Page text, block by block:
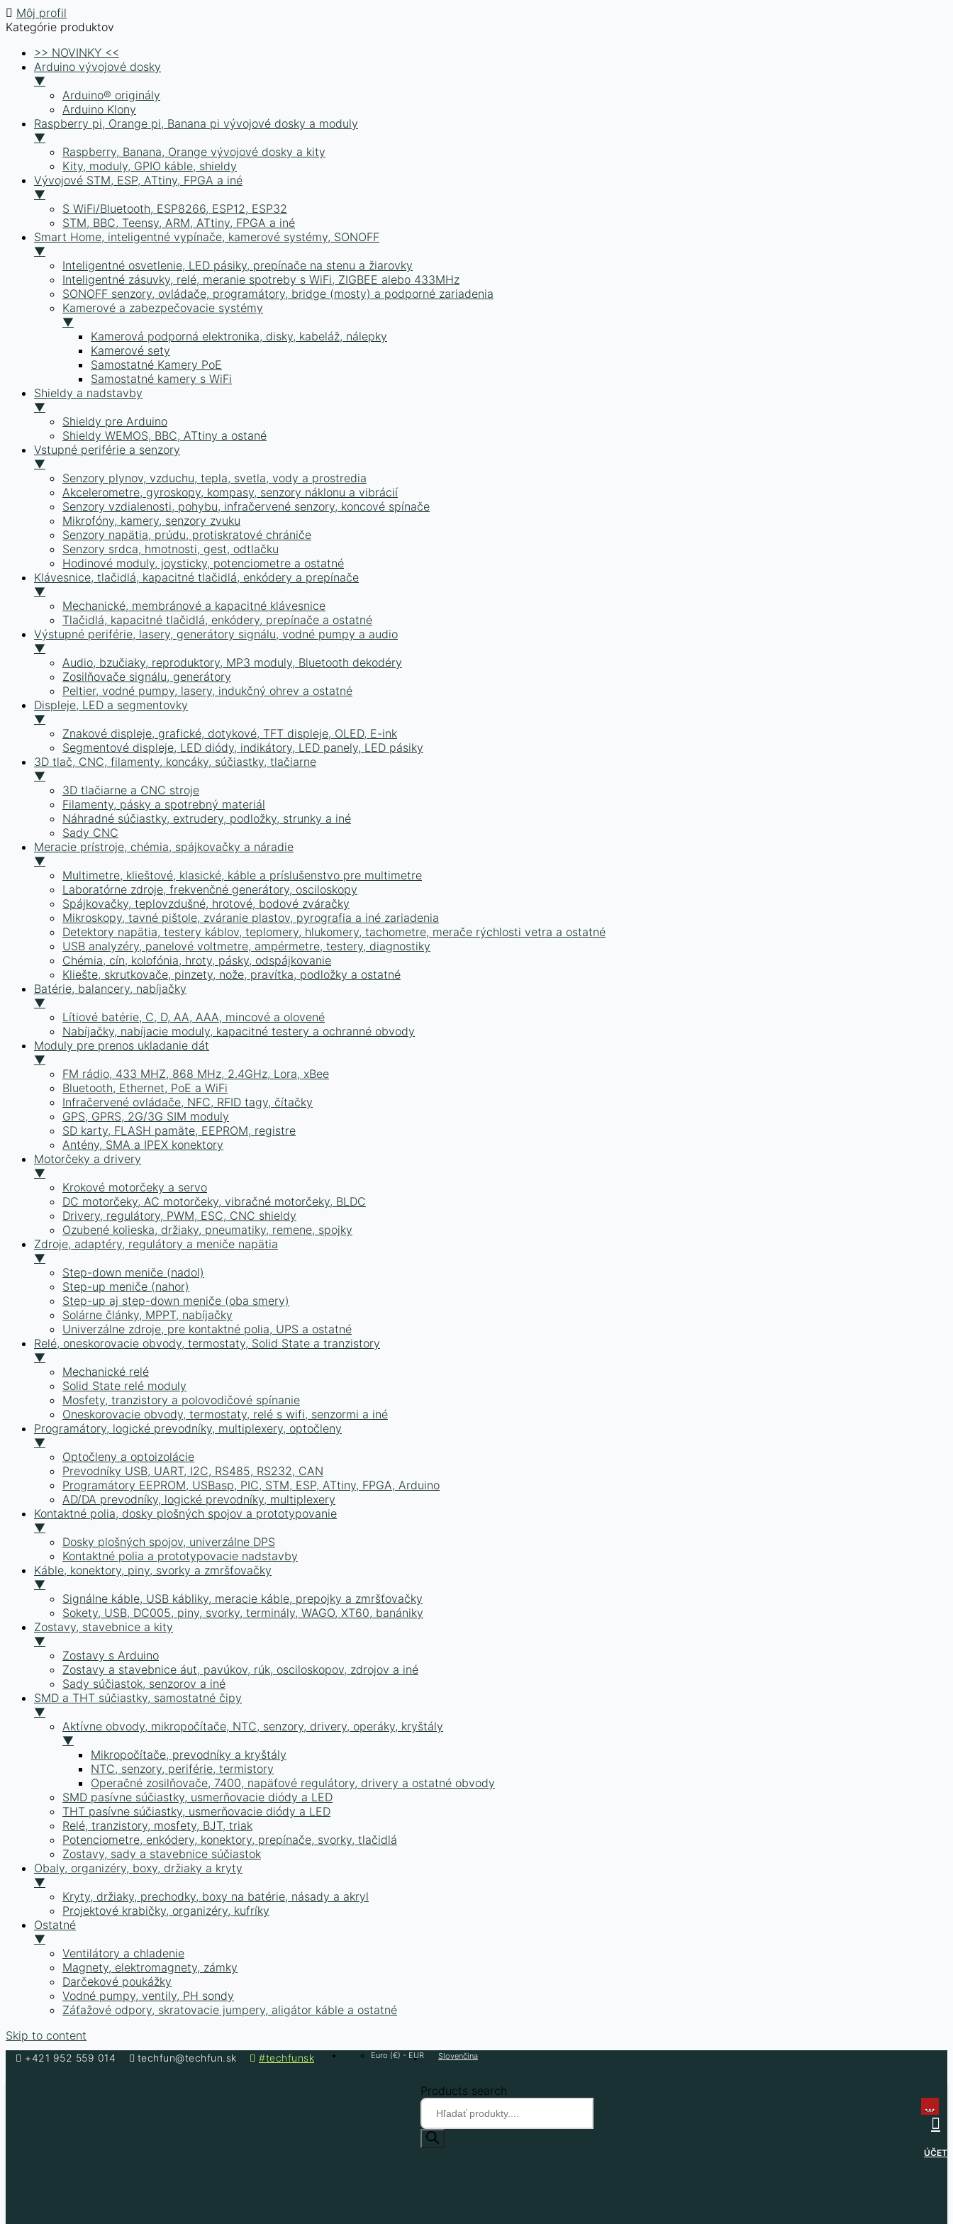
Môj profil
Kategórie produktov
>> NOVINKY <<
Arduino vývojové dosky
▼
Arduino® originály
Arduino Klony
Raspberry pi, Orange pi, Banana pi vývojové dosky a moduly
▼
Raspberry, Banana, Orange vývojové dosky a kity
Kity, moduly, GPIO káble, shieldy
Vývojové STM, ESP, ATtiny, FPGA a iné
▼
S WiFi/Bluetooth, ESP8266, ESP12, ESP32
STM, BBC, Teensy, ARM, ATtiny, FPGA a iné
Smart Home, inteligentné vypínače, kamerové systémy, SONOFF
▼
Inteligentné osvetlenie, LED pásiky, prepínače na stenu a žiarovky
Inteligentné zásuvky, relé, meranie spotreby s WiFi, ZIGBEE alebo 433MHz
SONOFF senzory, ovládače, programátory, bridge (mosty) a podporné zariadenia
Kamerové a zabezpečovacie systémy
▼
Kamerová podporná elektronika, disky, kabeláž, nálepky
Kamerové sety
Samostatné Kamery PoE
Samostatné kamery s WiFi
Shieldy a nadstavby
▼
Shieldy pre Arduino
Shieldy WEMOS, BBC, ATtiny a ostané
Vstupné periférie a senzory
▼
Senzory plynov, vzduchu, tepla, svetla, vody a prostredia
Akcelerometre, gyroskopy, kompasy, senzory náklonu a vibrácií
Senzory vzdialenosti, pohybu, infračervené senzory, koncové spínače
Mikrofóny, kamery, senzory zvuku
Senzory napätia, prúdu, protiskratové chrániče
Senzory srdca, hmotnosti, gest, odtlačku
Hodinové moduly, joysticky, potenciometre a ostatné
Klávesnice, tlačidlá, kapacitné tlačidlá, enkódery a prepínače
▼
Mechanické, membránové a kapacitné klávesnice
Tlačidlá, kapacitné tlačidlá, enkódery, prepínače a ostatné
Výstupné periférie, lasery, generátory signálu, vodné pumpy a audio
▼
Audio, bzučiaky, reproduktory, MP3 moduly, Bluetooth dekodéry
Zosilňovače signálu, generátory
Peltier, vodné pumpy, lasery, indukčný ohrev a ostatné
Displeje, LED a segmentovky
▼
Znakové displeje, grafické, dotykové, TFT displeje, OLED, E-ink
Segmentové displeje, LED diódy, indikátory, LED panely, LED pásiky
3D tlač, CNC, filamenty, koncáky, súčiastky, tlačiarne
▼
3D tlačiarne a CNC stroje
Filamenty, pásky a spotrebný materiál
Náhradné súčiastky, extrudery, podložky, strunky a iné
Sady CNC
Meracie prístroje, chémia, spájkovačky a náradie
▼
Multimetre, klieštové, klasické, káble a príslušenstvo pre multimetre
Laboratórne zdroje, frekvenčné generátory, osciloskopy
Spájkovačky, teplovzdušné, hrotové, bodové zváračky
Mikroskopy, tavné pištole, zváranie plastov, pyrografia a iné zariadenia
Detektory napätia, testery káblov, teplomery, hlukomery, tachometre, merače rýchlosti vetra a ostatné
USB analyzéry, panelové voltmetre, ampérmetre, testery, diagnostiky
Chémia, cín, kolofónia, hroty, pásky, odspájkovanie
Kliešte, skrutkovače, pinzety, nože, pravítka, podložky a ostatné
Batérie, balancery, nabíjačky
▼
Lítiové batérie, C, D, AA, AAA, mincové a olovené
Nabíjačky, nabíjacie moduly, kapacitné testery a ochranné obvody
Moduly pre prenos ukladanie dát
▼
FM rádio, 433 MHZ, 868 MHz, 2.4GHz, Lora, xBee
Bluetooth, Ethernet, PoE a WiFi
Infračervené ovládače, NFC, RFID tagy, čítačky
GPS, GPRS, 2G/3G SIM moduly
SD karty, FLASH pamäte, EEPROM, registre
Antény, SMA a IPEX konektory
Motorčeky a drivery
▼
Krokové motorčeky a servo
DC motorčeky, AC motorčeky, vibračné motorčeky, BLDC
Drivery, regulátory, PWM, ESC, CNC shieldy
Ozubené kolieska, držiaky, pneumatiky, remene, spojky
Zdroje, adaptéry, regulátory a meniče napätia
▼
Step-down meniče (nadol)
Step-up meniče (nahor)
Step-up aj step-down meniče (oba smery)
Solárne články, MPPT, nabíjačky
Univerzálne zdroje, pre kontaktné polia, UPS a ostatné
Relé, oneskorovacie obvody, termostaty, Solid State a tranzistory
▼
Mechanické relé
Solid State relé moduly
Mosfety, tranzistory a polovodičové spínanie
Oneskorovacie obvody, termostaty, relé s wifi, senzormi a iné
Programátory, logické prevodníky, multiplexery, optočleny
▼
Optočleny a optoizolácie
Prevodníky USB, UART, I2C, RS485, RS232, CAN
Programátory EEPROM, USBasp, PIC, STM, ESP, ATtiny, FPGA, Arduino
AD/DA prevodníky, logické prevodníky, multiplexery
Kontaktné polia, dosky plošných spojov a prototypovanie
▼
Dosky plošných spojov, univerzálne DPS
Kontaktné polia a prototypovacie nadstavby
Káble, konektory, piny, svorky a zmršťovačky
▼
Signálne káble, USB kábliky, meracie káble, prepojky a zmršťovačky
Sokety, USB, DC005, piny, svorky, terminály, WAGO, XT60, banániky
Zostavy, stavebnice a kity
▼
Zostavy s Arduino
Zostavy a stavebnice áut, pavúkov, rúk, osciloskopov, zdrojov a iné
Sady súčiastok, senzorov a iné
SMD a THT súčiastky, samostatné čipy
▼
Aktívne obvody, mikropočítače, NTC, senzory, drivery, operáky, kryštály
▼
Mikropočítače, prevodníky a kryštály
NTC, senzory, periférie, termistory
Operačné zosilňovače, 7400, napäťové regulátory, drivery a ostatné obvody
SMD pasívne súčiastky, usmerňovacie diódy a LED
THT pasívne súčiastky, usmerňovacie diódy a LED
Relé, tranzistory, mosfety, BJT, triak
Potenciometre, enkódery, konektory, prepínače, svorky, tlačidlá
Zostavy, sady a stavebnice súčiastok
Obaly, organizéry, boxy, držiaky a kryty
▼
Kryty, držiaky, prechodky, boxy na batérie, násady a akryl
Projektové krabičky, organizéry, kufríky
Ostatné
▼
Ventilátory a chladenie
Magnety, elektromagnety, zámky
Darčekové poukážky
Vodné pumpy, ventily, PH sondy
Záťažové odpory, skratovacie jumpery, aligátor káble a ostatné
Skip to content
+421 952 559 014 techfun@techfun.sk #techfunsk Euro (€) - EUR Slovenčina
Products search
...
...
ÚČET